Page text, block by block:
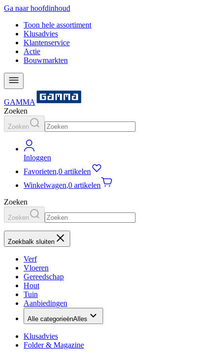
Ga naar hoofdinhoud
Toon hele assortiment
Klusadvies
Klantenservice
Actie
Bouwmarkten
GAMMA
Zoeken
Zoeken
Inloggen
Favorieten,0 artikelen
Winkelwagen,0 artikelen
Zoeken
Zoeken
Zoekbalk sluiten
Verf
Vloeren
Gereedschap
Hout
Tuin
Aanbiedingen
Alle categorieënAlles
Klusadvies
Folder & Magazine